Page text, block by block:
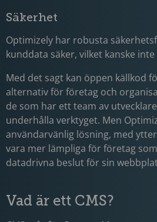
Säkerhet
Optimizely har robusta
kunddata säker, vilket kanske
Med det sagt kan öppen källkod
alternativ för företag och
de som har ett team av
underhålla verktyget. Men
användarvänlig lösning, med
vara mer lämpliga för företag
datadrivna beslut för sin
Vad är ett CMS?